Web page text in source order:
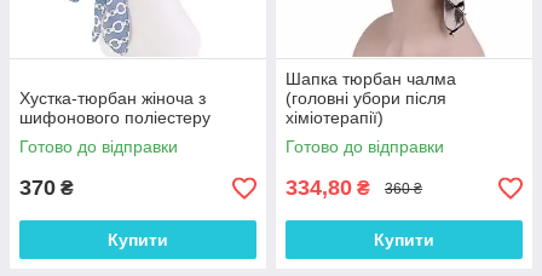
Хустка-тюрбан жіноча з
шифонового поліестеру
Готово до відправки
370 ₴
Купити
Шапка тюрбан чалма
(головні убори після
хіміотерапії)
Готово до відправки
334,80 ₴ 360 ₴
Купити